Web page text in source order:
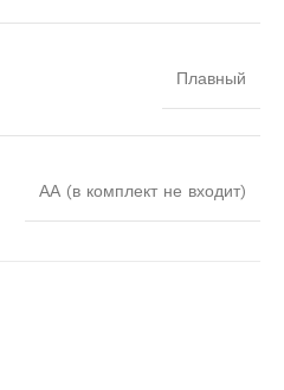
Плавный
АА (в комплект не входит)